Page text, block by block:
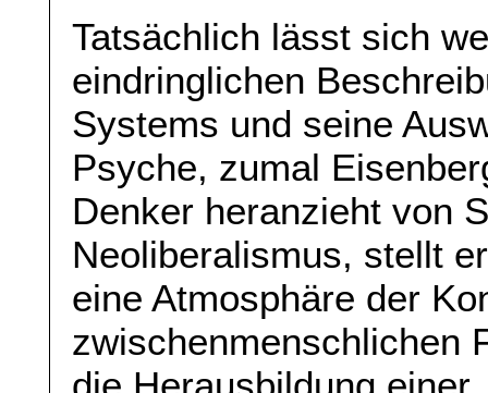
Tatsächlich lässt sich
eindringlichen
Systems und seine
Psyche, zumal
Denker heranzieht von
Neoliberalismus, stellt
eine Atmosphäre der
zwischenmenschlichen